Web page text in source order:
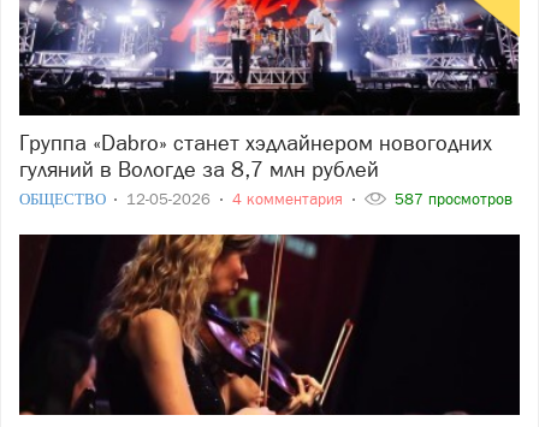
Группа «Dabro» станет хэдлайнером новогодних
гуляний в Вологде за 8,7 млн рублей
ОБЩЕСТВО 12-05-2026 4 комментария 587 просмотров